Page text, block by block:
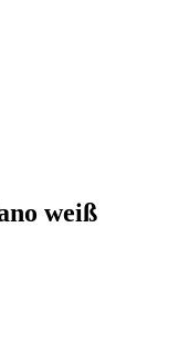
weiß